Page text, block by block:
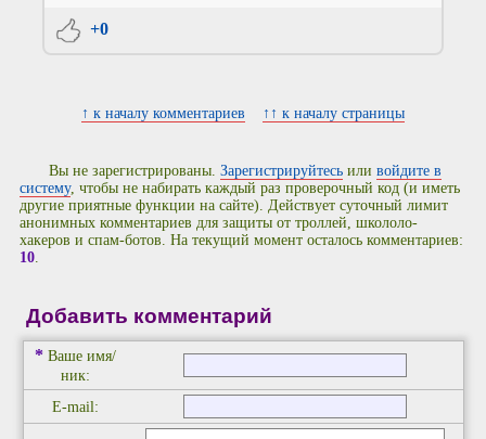
+0
↑ к началу комментариев ↑↑ к началу страницы
Вы не зарегистрированы.Зарегистрируйтесь иливойдите в
систему, чтобы не набирать каждый раз проверочный код (и иметь
другие приятные функции на сайте). Действует суточный лимит
анонимных комментариев для защиты от троллей, школоло-
хакеров и спам-ботов. На текущий момент осталось комментариев:
10.
Добавить комментарий
* Ваше имя/
ник:
E-mail: